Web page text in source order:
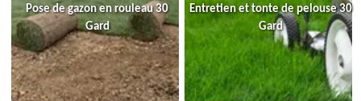
Pose de gazon en rouleau 30
Gard
Entretien et tonte de pelouse 30
Gard